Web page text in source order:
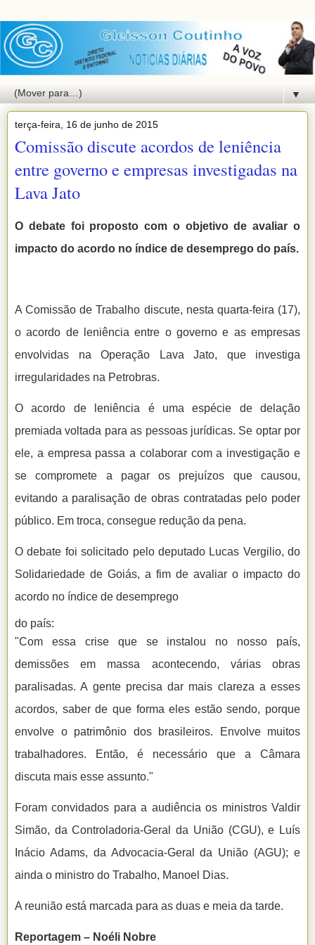
▼
terça-feira, 16 de junho de 2015
Comissão discute acordos de leniência
entre governo e empresas investigadas na
Lava Jato
O debate foi proposto com o objetivo de avaliar o
impacto do acordo no índice de desemprego do país.
A Comissão de Trabalho discute, nesta quarta-feira (17),
o acordo de leniência entre o governo e as empresas
envolvidas na Operação Lava Jato, que investiga
irregularidades na Petrobras.
O acordo de leniência é uma espécie de delação
premiada voltada para as pessoas jurídicas. Se optar por
ele, a empresa passa a colaborar com a investigação e
se compromete a pagar os prejuízos que causou,
evitando a paralisação de obras contratadas pelo poder
público. Em troca, consegue redução da pena.
O debate foi solicitado pelo deputado Lucas Vergilio, do
Solidariedade de Goiás, a fim de avaliar o impacto do
acordo no índice de desemprego
do país:
"Com essa crise que se instalou no nosso país,
demissões em massa acontecendo, várias obras
paralisadas. A gente precisa dar mais clareza a esses
acordos, saber de que forma eles estão sendo, porque
envolve o patrimônio dos brasileiros. Envolve muitos
trabalhadores. Então, é necessário que a Câmara
discuta mais esse assunto."
Foram convidados para a audiência os ministros Valdir
Simão, da Controladoria-Geral da União (CGU), e Luís
Inácio Adams, da Advocacia-Geral da União (AGU); e
ainda o ministro do Trabalho, Manoel Dias.
A reunião está marcada para as duas e meia da tarde.
Reportagem – Noéli Nobre